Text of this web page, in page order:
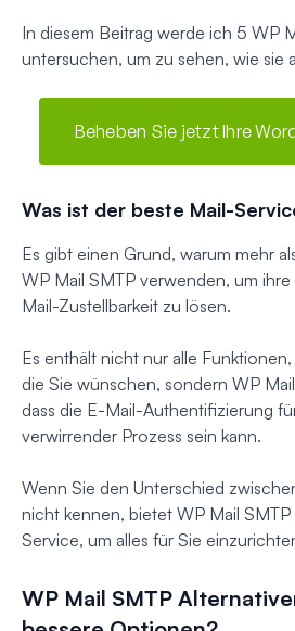
In diesem Beitrag werde ich 5 WP
untersuchen, um zu sehen, wie sie
Beheben Sie jetzt Ihre
Was ist der beste Mail-
Es gibt einen Grund, warum mehr
WP Mail SMTP verwenden, um
Mail-Zustellbarkeit zu lösen.
Es enthält nicht nur alle
die Sie wünschen, sondern WP
dass die E-Mail-Authentifizierung
verwirrender Prozess sein kann.
Wenn Sie den Unterschied
nicht kennen, bietet WP Mail
Service, um alles für Sie
WP Mail SMTP